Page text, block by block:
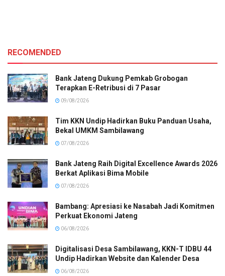
RECOMENDED
Bank Jateng Dukung Pemkab Grobogan
Terapkan E-Retribusi di 7 Pasar
09/08/2026
Tim KKN Undip Hadirkan Buku Panduan Usaha,
Bekal UMKM Sambilawang
07/08/2026
Bank Jateng Raih Digital Excellence Awards 2026
Berkat Aplikasi Bima Mobile
07/08/2026
Bambang: Apresiasi ke Nasabah Jadi Komitmen
Perkuat Ekonomi Jateng
06/08/2026
Digitalisasi Desa Sambilawang, KKN-T IDBU 44
Undip Hadirkan Website dan Kalender Desa
06/08/2026